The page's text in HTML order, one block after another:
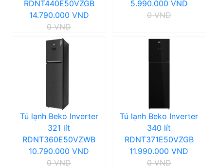
RDNT440E50VZGB
14.790.000 VND
0 VND
5.990.000 VND
0 VND
Tủ lạnh Beko Inverter
321 lít
RDNT360E50VZWB
10.790.000 VND
0 VND
Tủ lạnh Beko Inverter
340 lít
RDNT371E50VZGB
11.990.000 VND
0 VND